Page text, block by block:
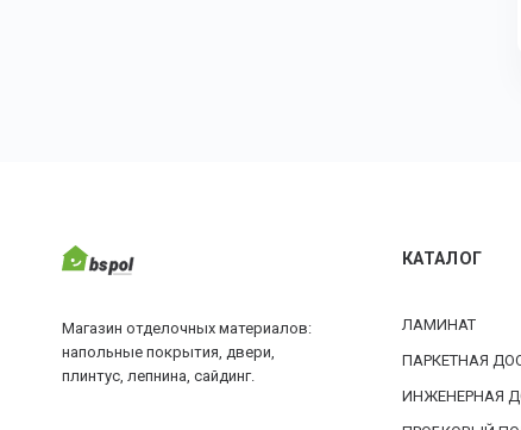
Магазин отделочных материалов:
напольные покрытия, двери,
плинтус, лепнина, сайдинг.
КАТАЛОГ
ЛАМИНАТ
ПАРКЕТНАЯ
ИНЖЕНЕРНАЯ